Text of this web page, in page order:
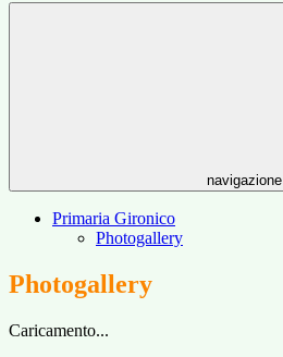
navigazione
Primaria Gironico
Photogallery
Photogallery
Caricamento...